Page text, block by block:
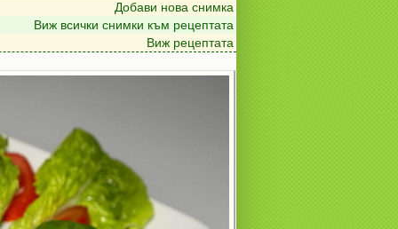
Добави нова снимка
Виж всички снимки към рецептата
Виж рецептата